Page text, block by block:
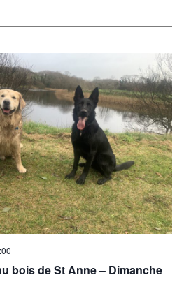
bois de St Anne – Dimanche